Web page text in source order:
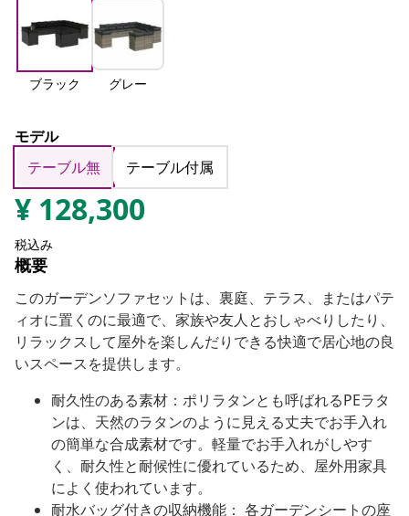
ブラック グレー
モデル
テーブル無
テーブル付属
¥ 128,300
税込み
概要
このガーデンソファセットは、裏庭、テラス、またはパテ
ィオに置くのに最適で、家族や友人とおしゃべりしたり、
リラックスして屋外を楽しんだりできる快適で居心地の良
いスペースを提供します。
耐久性のある素材：ポリラタンとも呼ばれるPEラタ
ンは、天然のラタンのように見える丈夫でお手入れ
の簡単な合成素材です。軽量でお手入れがしやす
く、耐久性と耐候性に優れているため、屋外用家具
によく使われています。
耐水バッグ付きの収納機能： 各ガーデンシートの座